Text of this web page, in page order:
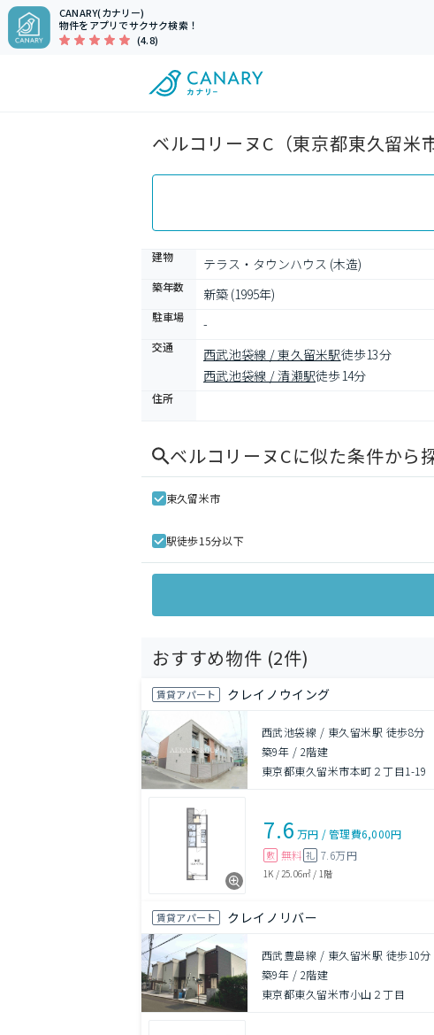
CANARY(カナリー)
物件をアプリでサクサク検索！
(4.8)
ベルコリーヌC（東京都東久留米
建物 テラス・タウンハウス (木造)
築年数 新築 (1995年)
駐車場 -
交通 西武池袋線 / 東久留米駅徒歩13分
西武池袋線 / 清瀬駅徒歩14分
住所
ベルコリーヌCに似た条件から
東久留米市
駅徒歩15分以下
おすすめ物件 (2件)
賃貸アパート クレイノウイング
西武池袋線 / 東久留米駅 徒歩8分
築9年 / 2階建
東京都東久留米市本町２丁目1-19
7.6 万円 /管理費6,000円
敷 無料 礼 7.6万円
1K / 25.06㎡ / 1階
賃貸アパート クレイノリバー
西武豊島線 / 東久留米駅 徒歩10分
築9年 / 2階建
東京都東久留米市小山２丁目